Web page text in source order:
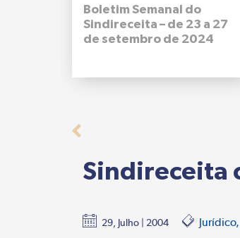
Boletim Semanal do
Sindireceita – de 23 a 27
de setembro de 2024
Sindireceita
29, Julho | 2004 Jurídico